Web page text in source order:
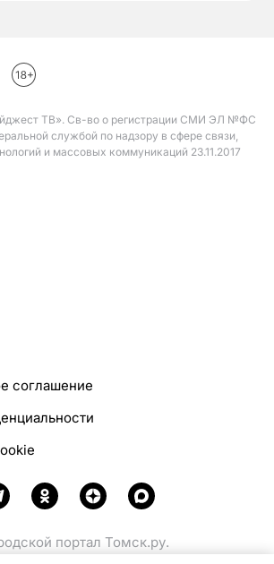
ТВ». Св-во о регистрации СМИ ЭЛ №ФС
службой по надзору в сфере связи,
и массовых коммуникаций 23.11.2017
соглашение
портал Томск.ру.